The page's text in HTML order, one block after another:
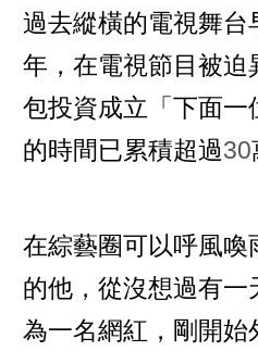
過去縱橫的電視舞台
年，在電視節目被迫
包投資成立「下面一
的時間已累積超過30
在綜藝圈可以呼風喚
的他，從沒想過有一
為一名網紅，剛開始